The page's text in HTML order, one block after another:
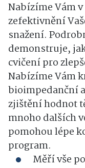
Nabízíme Vám
zefektivnění
snažení.
demonstruje,
cvičení pro
Nabízíme Vám
bioimpedanční
zjištění hodnot
mnoho dalších
pomohou lépe
program.
Měří vše